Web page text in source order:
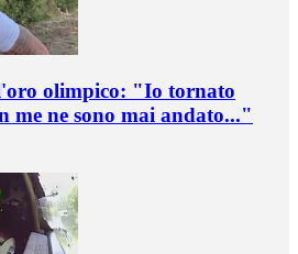
olimpico: "Io tornato
me ne sono mai andato..."